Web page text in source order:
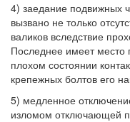
4) заедание подвижных
вызвано не только
валиков вследствие
Последнее имеет место
плохом состоянии
крепежных болтов его
5) медленное
изломом отключающей